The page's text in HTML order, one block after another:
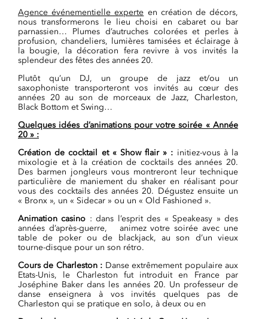
Agence événementielle experte en création de décors,
nous transformerons le lieu choisi en cabaret ou bar
parnassien… Plumes d’autruches colorées et perles à
profusion, chandeliers, lumières tamisées et éclairage à
la bougie, la décoration fera revivre à vos invités la
splendeur des fêtes des années 20.
Plutôt qu’un DJ, un groupe de jazz et/ou un
saxophoniste transporteront vos invités au cœur des
années 20 au son de morceaux de Jazz, Charleston,
Black Bottom et Swing…
Quelques idées d’animations pour votre soirée « Année
20 » :
Création de cocktail et « Show flair » : initiez-vous à la
mixologie et à la création de cocktails des années 20.
Des barmen jongleurs vous montreront leur technique
particulière de maniement du shaker en réalisant pour
vous des cocktails des années 20. Dégustez ensuite un
« Bronx », un « Sidecar » ou un « Old Fashioned ».
Animation casino : dans l’esprit des « Speakeasy » des
années d’après-guerre, animez votre soirée avec une
table de poker ou de blackjack, au son d’un vieux
tourne-disque pour un son rétro.
Cours de Charleston : Danse extrêmement populaire aux
Etats-Unis, le Charleston fut introduit en France par
Joséphine Baker dans les années 20. Un professeur de
danse enseignera à vos invités quelques pas de
Charleston qui se pratique en solo, à deux ou en